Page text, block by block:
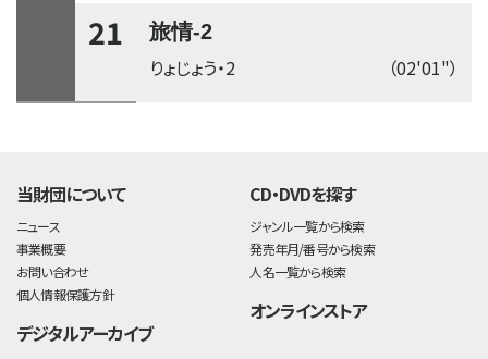
21 旅情-2
（02'01"）
りょじょう・2
当財団について
ニュース
事業概要
お問い合わせ
個人情報保護方針
デジタルアーカイブ
CD・DVDを探す
ジャンル一覧から検索
発売年月/番号から検索
人名一覧から検索
オンラインストア